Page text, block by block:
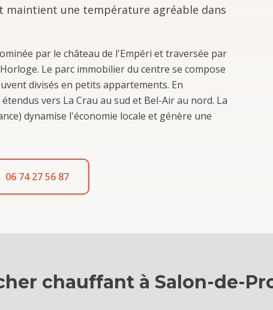
maintient une température agréable dans
par le château de l'Empéri et traversée par
Le parc immobilier du centre se compose
divisés en petits appartements. En
vers La Crau au sud et Bel-Air au nord. La
dynamise l'économie locale et génère une
06 74 27 56 87
chauffant à Salon-de-